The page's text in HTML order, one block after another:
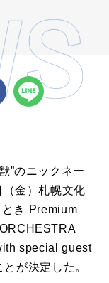
”のニックネー
金）札幌文化
き Premium
special guest
が決定した。